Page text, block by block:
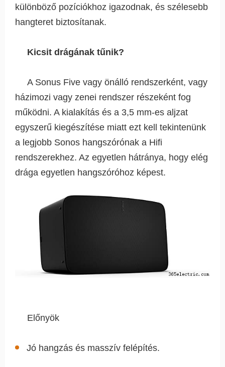
különböző pozíciókhoz igazodnak, és szélesebb
hangteret biztosítanak.
Kicsit drágának tűnik?
A Sonus Five vagy önálló rendszerként, vagy
házimozi vagy zenei rendszer részeként fog
működni. A kialakítás és a 3,5 mm-es aljzat
egyszerű kiegészítése miatt ezt kell tekintenünk
a legjobb Sonos hangszórónak a Hifi
rendszerekhez. Az egyetlen hátránya, hogy elég
drága egyetlen hangszóróhoz képest.
Előnyök
Jó hangzás és masszív felépítés.